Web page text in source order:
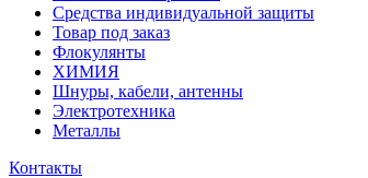
Средства индивидуальной защиты
Товар под заказ
Флокулянты
ХИМИЯ
Шнуры, кабели, антенны
Электротехника
Металлы
Контакты